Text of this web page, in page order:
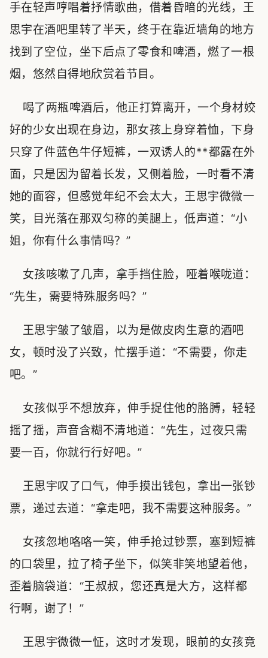
手在轻声哼唱着抒情歌曲，借着昏暗的光线，王
思宇在酒吧里转了半天，终于在靠近墙角的地方
找到了空位，坐下后点了零食和啤酒，燃了一根
烟，悠然自得地欣赏着节目。
喝了两瓶啤酒后，他正打算离开，一个身材姣
好的少女出现在身边，那女孩上身穿着恤，下身
只穿了件蓝色牛仔短裤，一双诱人的**都露在外
面，只是因为留着长发，又侧着脸，一时看不清
她的面容，但感觉年纪不会太大，王思宇微微一
笑，目光落在那双匀称的美腿上，低声道：“小
姐，你有什么事情吗？”
女孩咳嗽了几声，拿手挡住脸，哑着喉咙道：
“先生，需要特殊服务吗？”
王思宇皱了皱眉，以为是做皮肉生意的酒吧
女，顿时没了兴致，忙摆手道：“不需要，你走
吧。”
女孩似乎不想放弃，伸手捉住他的胳膊，轻轻
摇了摇，声音含糊不清地道：“先生，过夜只需
要一百，你就行行好吧。”
王思宇叹了口气，伸手摸出钱包，拿出一张钞
票，递过去道：“拿走吧，我不需要这种服务。”
女孩忽地咯咯一笑，伸手抢过钞票，塞到短裤
的口袋里，拉了椅子坐下，似笑非笑地望着他，
歪着脑袋道：“王叔叔，您还真是大方，这样都
行啊，谢了！”
王思宇微微一怔，这时才发现，眼前的女孩竟